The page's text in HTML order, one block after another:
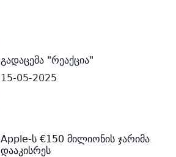
გადაცემა "რეაქცია"
15-05-2025
Apple-ს €150 მილიონის ჯარიმა
დააკისრეს